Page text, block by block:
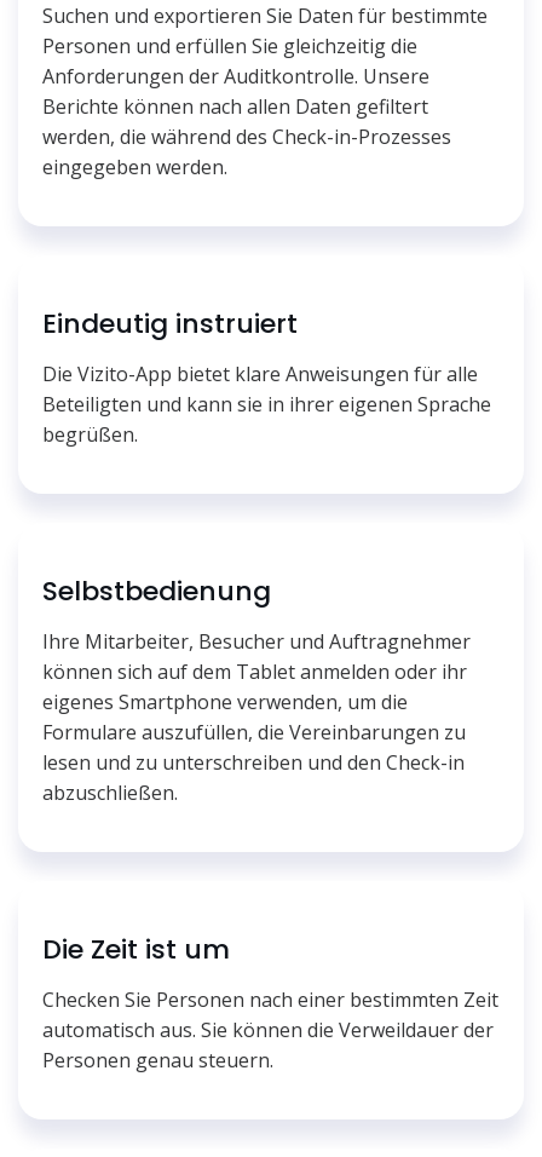
Suchen und exportieren Sie Daten für bestimmte
Personen und erfüllen Sie gleichzeitig die
Anforderungen der Auditkontrolle. Unsere
Berichte können nach allen Daten gefiltert
werden, die während des Check-in-Prozesses
eingegeben werden.
Eindeutig instruiert
Die Vizito-App bietet klare Anweisungen für alle
Beteiligten und kann sie in ihrer eigenen Sprache
begrüßen.
Selbstbedienung
Ihre Mitarbeiter, Besucher und Auftragnehmer
können sich auf dem Tablet anmelden oder ihr
eigenes Smartphone verwenden, um die
Formulare auszufüllen, die Vereinbarungen zu
lesen und zu unterschreiben und den Check-in
abzuschließen.
Die Zeit ist um
Checken Sie Personen nach einer bestimmten Zeit
automatisch aus. Sie können die Verweildauer der
Personen genau steuern.